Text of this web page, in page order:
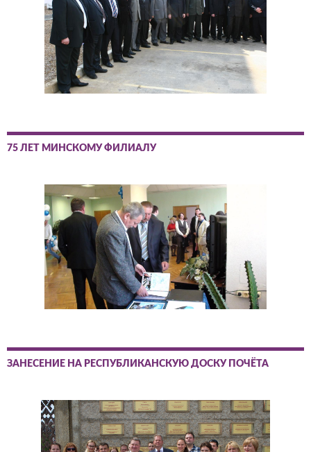
75 ЛЕТ МИНСКОМУ ФИЛИАЛУ
ЗАНЕСЕНИЕ НА РЕСПУБЛИКАНСКУЮ ДОСКУ ПОЧЁТА